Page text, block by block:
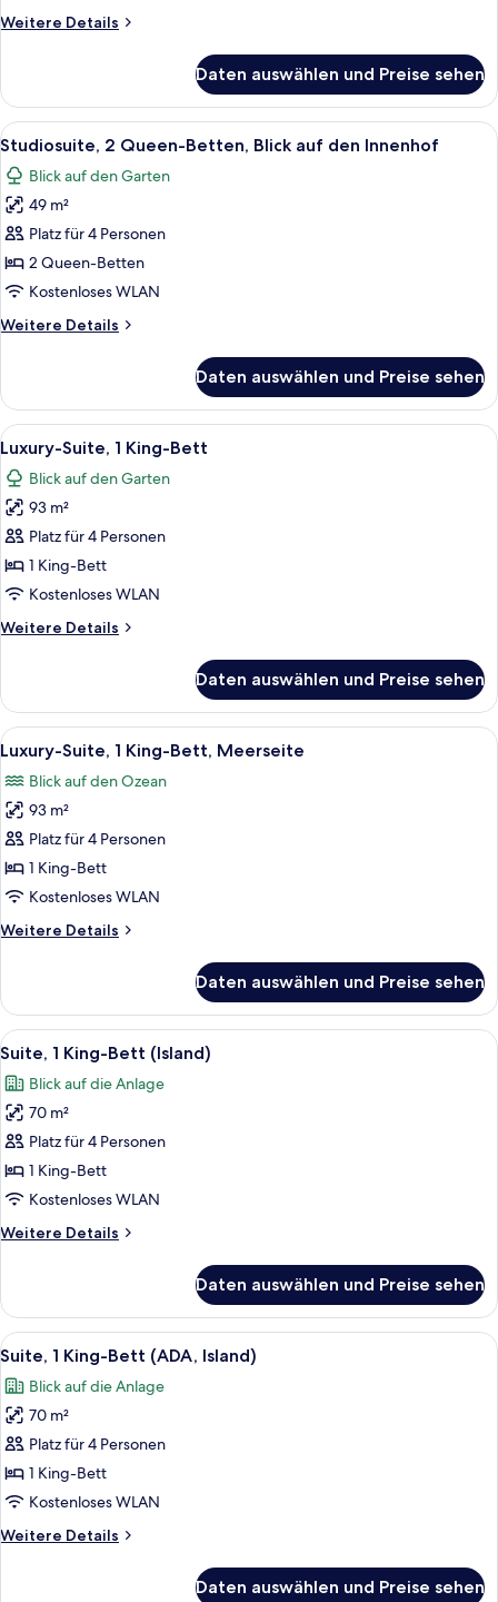
den
Weitere Details
Weitere
1 King-
Bett,
Blick
den
Innenhof
Daten auswählen und Preise sehen
Alle
Fotos
für
Studiosuite,
2 Queen-
Betten,
Blick
den
Eine moderne Küche mit Mikrowelle,
8
Studiosuite, 2 Queen-Betten, Blick auf den Innenhof
Blick auf den Garten
49 m²
Platz für 4 Personen
2 Queen-Betten
Kostenloses WLAN
Weitere Details
Weitere
2 Queen-
Betten,
Blick
den
Innenhof
Daten auswählen und Preise sehen
Alle
Fotos
für
Luxury-
Suite,
1 King-
Bett
Ein Schlafzimmer mit einem Bett,
8
Luxury-Suite, 1 King-Bett
Blick auf den Garten
93 m²
Platz für 4 Personen
1 King-Bett
Kostenloses WLAN
Weitere Details
Weitere
Suite,
1 King-
Bett
Daten auswählen und Preise sehen
Alle
Fotos
für
Luxury-
Suite,
1 King-
Bett,
anzeigen
Ein Schlafzimmer mit einem Bett,
8
Luxury-Suite, 1 King-Bett, Meerseite
Blick auf den Ozean
93 m²
Platz für 4 Personen
1 King-Bett
Kostenloses WLAN
Weitere Details
Weitere
Suite,
1 King-
Bett,
Daten auswählen und Preise sehen
Alle
Fotos
für
Suite,
1 King-
Bett
(Island)
Eine moderne Küche mit weißen
8
Suite, 1 King-Bett (Island)
Blick auf die Anlage
70 m²
Platz für 4 Personen
1 King-Bett
Kostenloses WLAN
Weitere Details
Weitere
1 King-
Bett
(Island)
Daten auswählen und Preise sehen
Alle
Fotos
für
Suite,
1 King-
Bett
(ADA,
anzeigen
Eine moderne Küche mit weißen
7
Suite, 1 King-Bett (ADA, Island)
Blick auf die Anlage
70 m²
Platz für 4 Personen
1 King-Bett
Kostenloses WLAN
Weitere Details
Weitere
Daten auswählen und Preise sehen